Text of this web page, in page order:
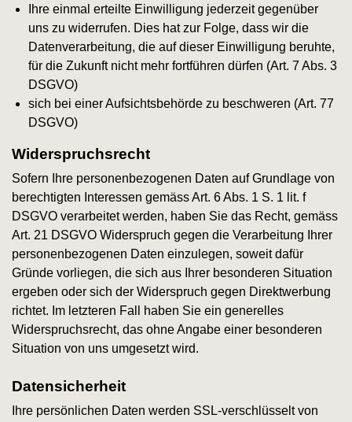
Ihre einmal erteilte Einwilligung jederzeit gegenüber
uns zu widerrufen. Dies hat zur Folge, dass wir die
Datenverarbeitung, die auf dieser Einwilligung beruhte,
für die Zukunft nicht mehr fortführen dürfen (Art. 7 Abs. 3
DSGVO)
sich bei einer Aufsichtsbehörde zu beschweren (Art. 77
DSGVO)
Widerspruchsrecht
Sofern Ihre personenbezogenen Daten auf Grundlage von
berechtigten Interessen gemäss Art. 6 Abs. 1 S. 1 lit. f
DSGVO verarbeitet werden, haben Sie das Recht, gemäss
Art. 21 DSGVO Widerspruch gegen die Verarbeitung Ihrer
personenbezogenen Daten einzulegen, soweit dafür
Gründe vorliegen, die sich aus Ihrer besonderen Situation
ergeben oder sich der Widerspruch gegen Direktwerbung
richtet. Im letzteren Fall haben Sie ein generelles
Widerspruchsrecht, das ohne Angabe einer besonderen
Situation von uns umgesetzt wird.
Datensicherheit
Ihre persönlichen Daten werden SSL-verschlüsselt von